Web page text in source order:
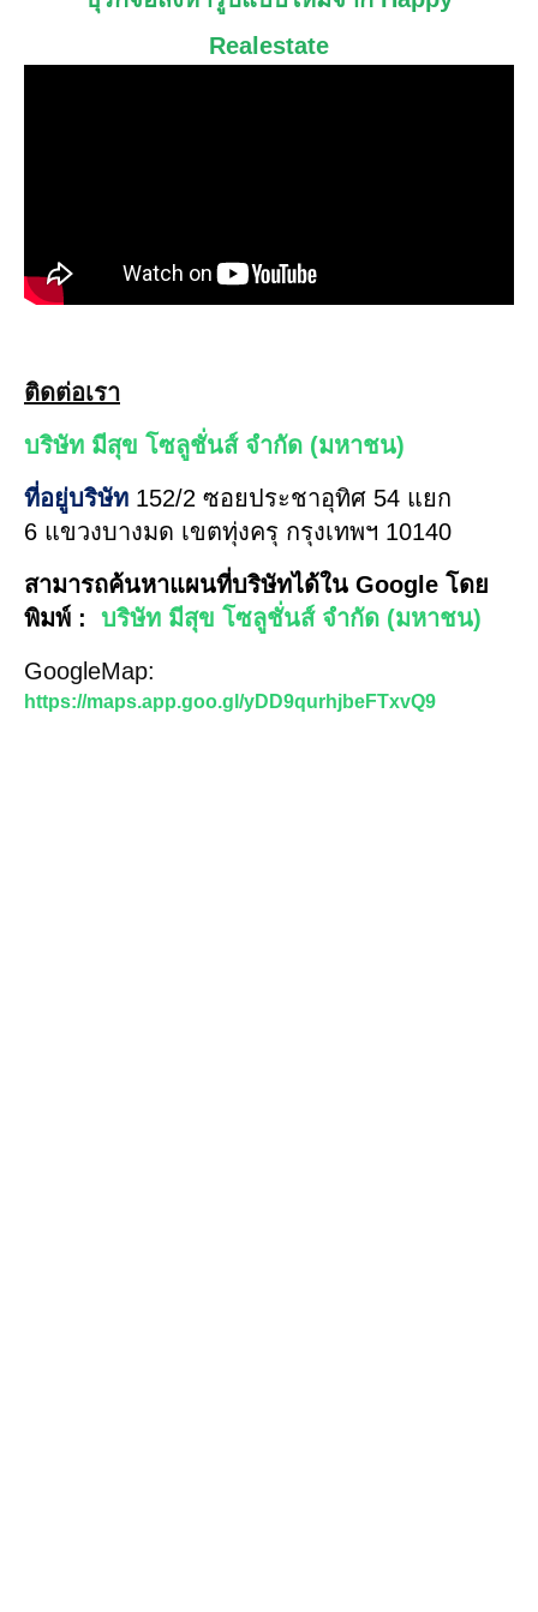
Realestate
ติดต่อเรา
บริษัท มีสุข โซลูชั่นส์ จำกัด (มหาชน)
ที่อยู่บริษัท 152/2 ซอยประชาอุทิศ 54 แยก
6 แขวงบางมด เขตทุ่งครุ กรุงเทพฯ 10140
สามารถค้นหาแผนที่บริษัทได้ใน Google โดย
พิมพ์ : บริษัท มีสุข โซลูชั่นส์ จำกัด (มหาชน)
GoogleMap:
https://maps.app.goo.gl/yDD9qurhjbeFTxvQ9